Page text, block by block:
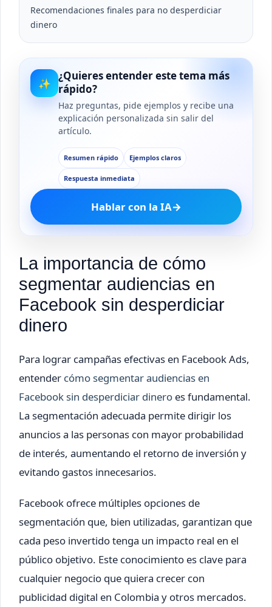
Recomendaciones finales para no desperdiciar
dinero
✨
¿Quieres entender este tema más
rápido?
Haz preguntas, pide ejemplos y recibe una
explicación personalizada sin salir del
artículo.
Resumen rápido Ejemplos claros
Respuesta inmediata
Hablar con la IA→
La importancia de cómo
segmentar audiencias en
Facebook sin desperdiciar
dinero
Para lograr campañas efectivas en Facebook Ads,
entender cómo segmentar audiencias en
Facebook sin desperdiciar dinero es fundamental.
La segmentación adecuada permite dirigir los
anuncios a las personas con mayor probabilidad
de interés, aumentando el retorno de inversión y
evitando gastos innecesarios.
Facebook ofrece múltiples opciones de
segmentación que, bien utilizadas, garantizan que
cada peso invertido tenga un impacto real en el
público objetivo. Este conocimiento es clave para
cualquier negocio que quiera crecer con
publicidad digital en Colombia y otros mercados.